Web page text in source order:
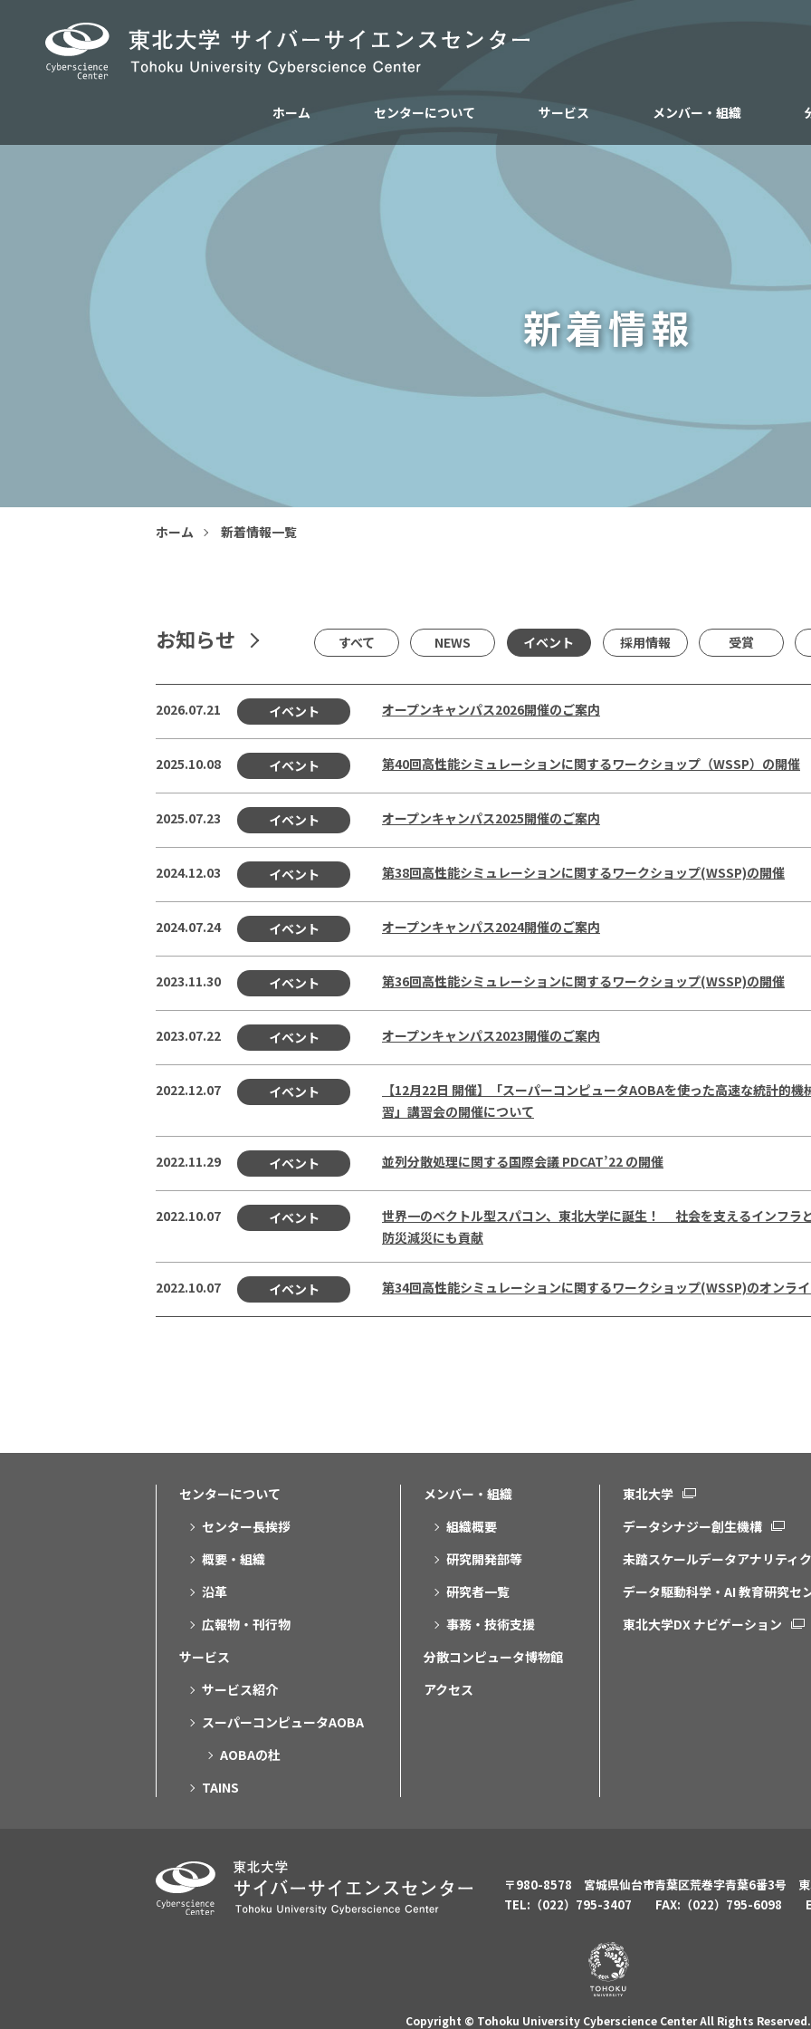
ホーム センターについて サービス メンバー・組織
新着情報
ホーム 新着情報一覧
お知らせ すべて NEWS イベント 採用情報 受賞
2026.07.21 イベント オープンキャンパス2026開催のご案内
2025.10.08 イベント 第40回高性能シミュレーションに関するワークショップ（WSSP）の開催
2025.07.23 イベント オープンキャンパス2025開催のご案内
2024.12.03 イベント 第38回高性能シミュレーションに関するワークショップ(WSSP)の開催
2024.07.24 イベント オープンキャンパス2024開催のご案内
2023.11.30 イベント 第36回高性能シミュレーションに関するワークショップ(WSSP)の開催
2023.07.22 イベント オープンキャンパス2023開催のご案内
2022.12.07 イベント
【12月22日 開催】「スーパーコンピュータAOBAを使った高速な統計的機
習」講習会の開催について
2022.11.29 イベント 並列分散処理に関する国際会議 PDCAT’22 の開催
2022.10.07 イベント
世界一のベクトル型スパコン、東北大学に誕生！ 社会を支えるインフラ
防災減災にも貢献
2022.10.07 イベント 第34回高性能シミュレーションに関するワークショップ(WSSP)のオンラ
センターについて
センター長挨拶
概要・組織
沿革
広報物・刊行物
サービス
サービス紹介
スーパーコンピュータAOBA
AOBAの杜
TAINS
メンバー・組織
組織概要
研究開発部等
研究者一覧
事務・技術支援
分散コンピュータ博物館
アクセス
東北大学
データシナジー創生機構
未踏スケールデータアナリティ
データ駆動科学・AI 教育研究セ
東北大学DX ナビゲーション
〒980-8578 宮城県仙台市青葉区荒巻字青葉6番3号
TEL:（022）795-3407 FAX:（022）795-6098
Copyright © Tohoku University Cyberscience CenterAll Rights Reserved.